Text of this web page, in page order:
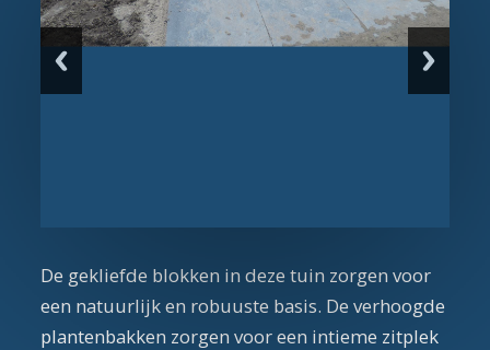
De gekliefde blokken in deze tuin zorgen voor
een natuurlijk en robuuste basis. De verhoogde
plantenbakken zorgen voor een intieme zitplek